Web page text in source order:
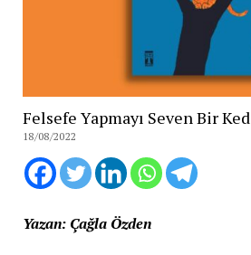
Felsefe Yapmayı Seven Bir
18/08/2022
Yazan: Çağla Özden